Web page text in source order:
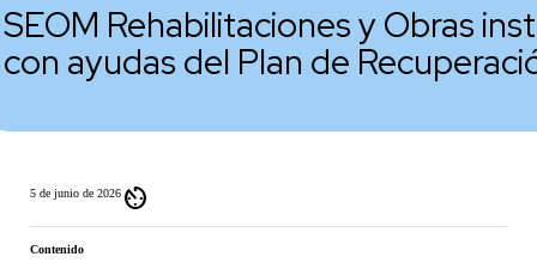
SEOM Rehabilitaciones y Obras
con ayudas del Plan de
5 de junio de 2026 av_timer
Contenido